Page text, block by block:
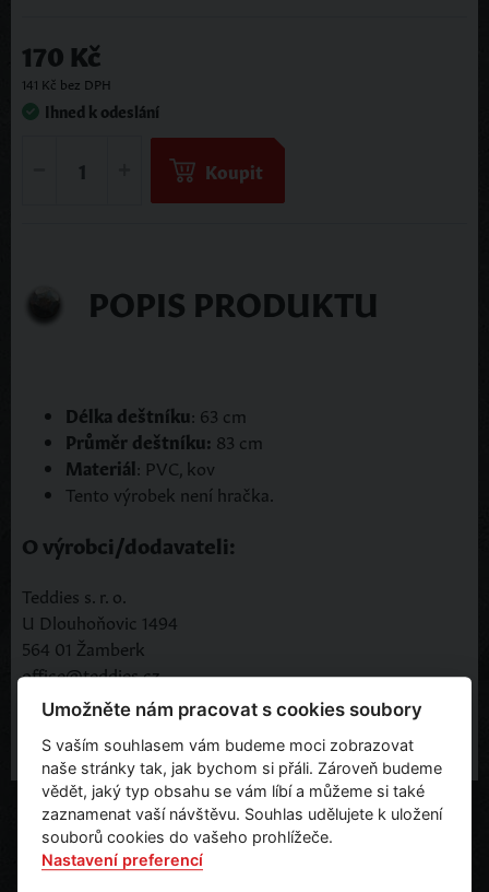
170 Kč
141 Kč bez DPH
Ihned k odeslání
Koupit
POPIS PRODUKTU
Délka deštníku: 63 cm
Průměr deštníku: 83 cm
Materiál: PVC, kov
Tento výrobek není hračka.
O výrobci/dodavateli:
Teddies s. r. o.
U Dlouhoňovic 1494
564 01 Žamberk
office@teddies.cz
Umožněte nám pracovat s cookies soubory
S vaším souhlasem vám budeme moci zobrazovat
naše stránky tak, jak bychom si přáli. Zároveň budeme
vědět, jaký typ obsahu se vám líbí a můžeme si také
zaznamenat vaší návštěvu. Souhlas udělujete k uložení
souborů cookies do vašeho prohlížeče.
Nastavení preferencí